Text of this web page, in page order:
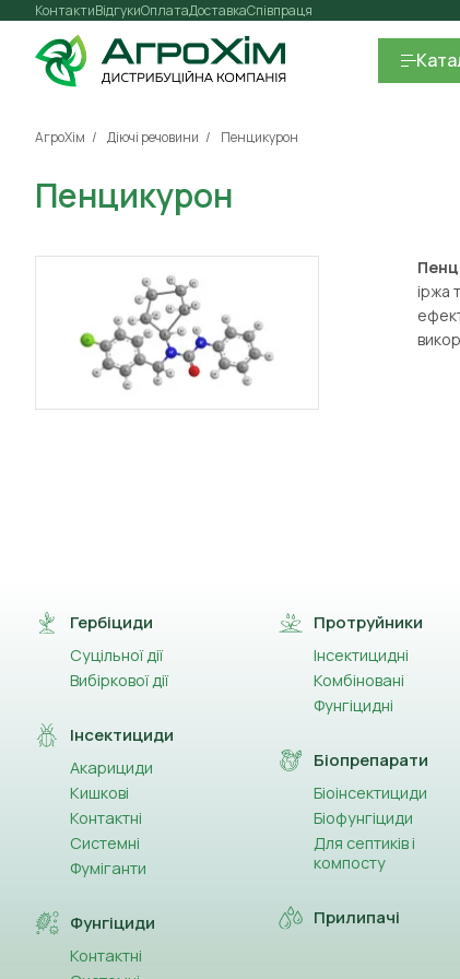
Контакти Оплата
Відгуки ДоставкаСпівпраця
АгроХім Діючі речовини Пенцикурон
Пенцикурон
іржа
Гербіциди
Суцільної дії
Вибіркової дії
Інсектициди
Акарициди
Кишкові
Контактні
Системні
Фуміганти
Фунгіциди
Контактні
Протруйники
Інсектицидні
Комбіновані
Фунгіцидні
Біопрепарати
Біоінсектициди
Біофунгіциди
Для септиків і
компосту
Прилипачі